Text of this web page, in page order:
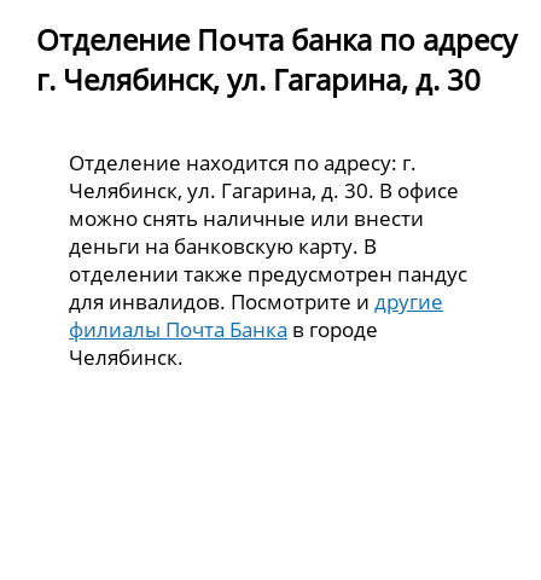
Отделение Почта банка по адресу
г. Челябинск, ул. Гагарина, д. 30
Отделение находится по адресу: г.
Челябинск, ул. Гагарина, д. 30. В офисе
можно снять наличные или внести
деньги на банковскую карту. В
отделении также предусмотрен пандус
для инвалидов. Посмотрите идругие
филиалы Почта Банка в городе
Челябинск.